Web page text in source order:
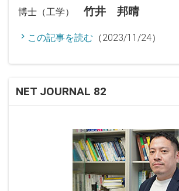
博士（工学） 竹井 邦晴
この記事を読む （2023/11/24）
NET JOURNAL 82